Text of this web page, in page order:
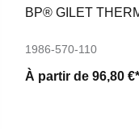
BP® GILET
1986-570-110
À partir de 96,80 €*